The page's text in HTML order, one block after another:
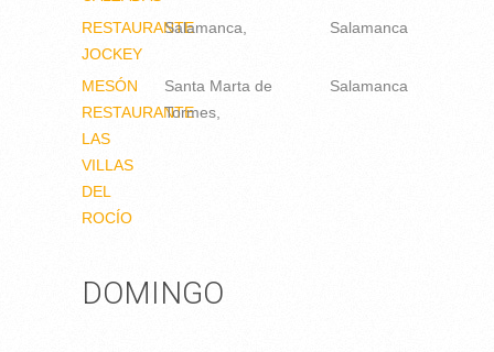
RESTAURANTE
JOCKEY
Salamanca Salamanca
MESÓN
RESTAURANTE
LAS
VILLAS
DEL
ROCÍO
Santa Marta de
Tormes
Salamanca
DOMINGO